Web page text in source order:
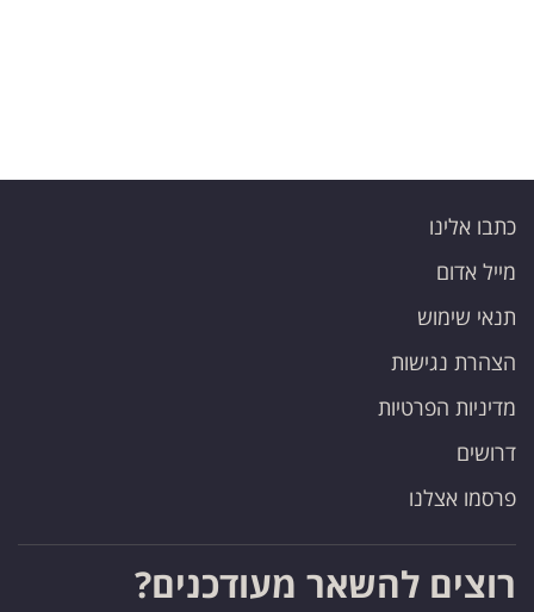
כתבו אלינו
מייל אדום
תנאי שימוש
הצהרת נגישות
מדיניות הפרטיות
דרושים
פרסמו אצלנו
רוצים להשאר מעודכנים?